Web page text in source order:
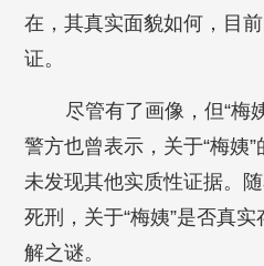
在，其真实面貌如何，目
证。
尽管有了画像，但“梅
警方也曾表示，关于“梅姨
未发现其他实质性证据。
死刑，关于“梅姨”是否真
解之谜。